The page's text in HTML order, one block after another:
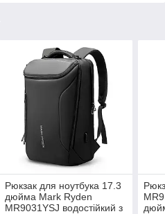
Рюкзак для ноутбука 17.3
дюйма Mark Ryden
MR9031YSJ водостійкий з